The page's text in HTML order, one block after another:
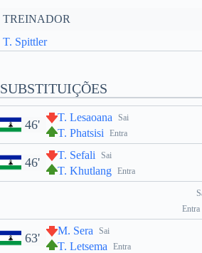
TREINADOR
T. Spittler
SUBSTITUIÇÕES
Sai
T. Lesaoana
Entra
T. Phatsisi
46'
Sai
T. Sefali
Entra
T. Khutlang
46'
Entra
Sai
M. Sera
Entra
T. Letsema
63'